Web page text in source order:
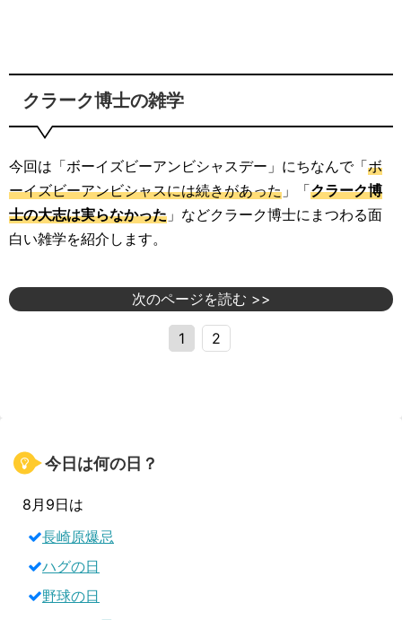
クラーク博士の雑学
今回は「ボーイズビーアンビシャスデー」にちなんで「ボ
ーイズビーアンビシャスには続きがあった 」「クラーク博
士の大志は実らなかった 」などクラーク博士にまつわる面
白い雑学を紹介します。
次のページを読む >>
1 2
今日は何の日？
8月9日は
長崎原爆忌
ハグの日
野球の日